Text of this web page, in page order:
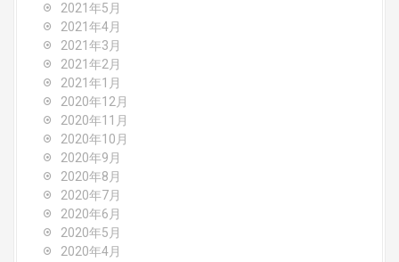
2021年5月
2021年4月
2021年3月
2021年2月
2021年1月
2020年12月
2020年11月
2020年10月
2020年9月
2020年8月
2020年7月
2020年6月
2020年5月
2020年4月